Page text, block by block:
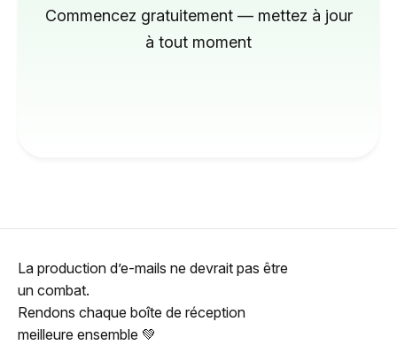
Commencez gratuitement — mettez à jour
à tout moment
La production d’e-mails ne devrait pas être
un combat.
Rendons chaque boîte de réception
meilleure ensemble 💚